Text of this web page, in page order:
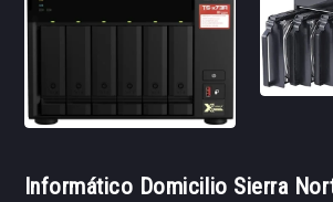
Informático Domicilio Sierra